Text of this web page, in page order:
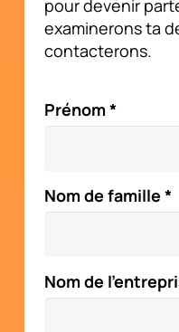
pour devenir
examinerons ta
contacterons.
Prénom *
Nom de famille *
Nom de